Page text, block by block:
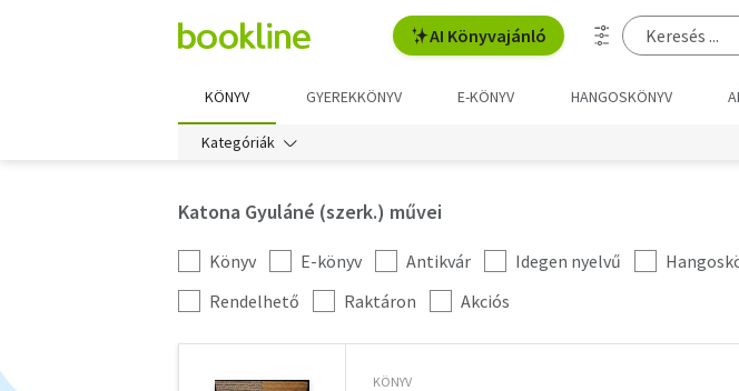
AI Könyvajánló
KÖNYV GYEREKKÖNYV E-KÖNYV HANGOSKÖNYV
Kategóriák
Katona Gyuláné (szerk.) művei
Kategória
szűrés
Könyv E-könyv Antikvár Idegen nyelvű
További
szűrők
Rendelhető Raktáron Akciós
KÖNYV